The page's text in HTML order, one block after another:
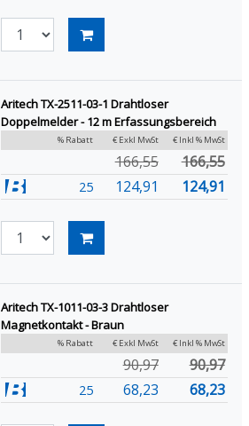
Aritech TX-2511-03-1 Drahtloser
Doppelmelder - 12 m Erfassungsbereich
% Rabatt € Exkl MwSt € Inkl % MwSt
166,55 166,55
25 124,91 124,91
Aritech TX-1011-03-3 Drahtloser
Magnetkontakt - Braun
% Rabatt € Exkl MwSt € Inkl % MwSt
90,97 90,97
25 68,23 68,23